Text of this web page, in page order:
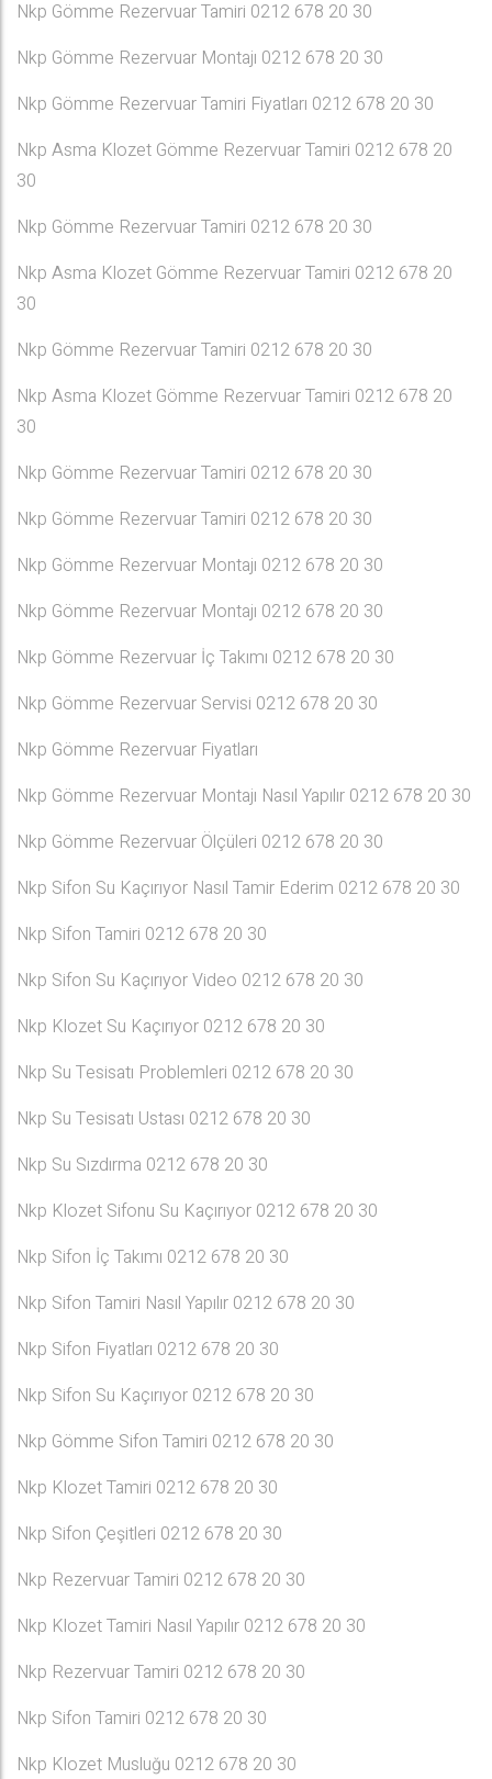
Nkp Gömme Rezervuar Tamiri 0212 678 20 30
Nkp Gömme Rezervuar Montajı 0212 678 20 30
Nkp Gömme Rezervuar Tamiri Fiyatları 0212 678 20 30
Nkp Asma Klozet Gömme Rezervuar Tamiri 0212 678 20
30
Nkp Gömme Rezervuar Tamiri 0212 678 20 30
Nkp Asma Klozet Gömme Rezervuar Tamiri 0212 678 20
30
Nkp Gömme Rezervuar Tamiri 0212 678 20 30
Nkp Asma Klozet Gömme Rezervuar Tamiri 0212 678 20
30
Nkp Gömme Rezervuar Tamiri 0212 678 20 30
Nkp Gömme Rezervuar Tamiri 0212 678 20 30
Nkp Gömme Rezervuar Montajı 0212 678 20 30
Nkp Gömme Rezervuar Montajı 0212 678 20 30
Nkp Gömme Rezervuar İç Takımı 0212 678 20 30
Nkp Gömme Rezervuar Servisi 0212 678 20 30
Nkp Gömme Rezervuar Fiyatları
Nkp Gömme Rezervuar Montajı Nasıl Yapılır 0212 678 20 30
Nkp Gömme Rezervuar Ölçüleri 0212 678 20 30
Nkp Sifon Su Kaçırıyor Nasıl Tamir Ederim 0212 678 20 30
Nkp Sifon Tamiri 0212 678 20 30
Nkp Sifon Su Kaçırıyor Video 0212 678 20 30
Nkp Klozet Su Kaçırıyor 0212 678 20 30
Nkp Su Tesisatı Problemleri 0212 678 20 30
Nkp Su Tesisatı Ustası 0212 678 20 30
Nkp Su Sızdırma 0212 678 20 30
Nkp Klozet Sifonu Su Kaçırıyor 0212 678 20 30
Nkp Sifon İç Takımı 0212 678 20 30
Nkp Sifon Tamiri Nasıl Yapılır 0212 678 20 30
Nkp Sifon Fiyatları 0212 678 20 30
Nkp Sifon Su Kaçırıyor 0212 678 20 30
Nkp Gömme Sifon Tamiri 0212 678 20 30
Nkp Klozet Tamiri 0212 678 20 30
Nkp Sifon Çeşitleri 0212 678 20 30
Nkp Rezervuar Tamiri 0212 678 20 30
Nkp Klozet Tamiri Nasıl Yapılır 0212 678 20 30
Nkp Rezervuar Tamiri 0212 678 20 30
Nkp Sifon Tamiri 0212 678 20 30
Nkp Klozet Musluğu 0212 678 20 30